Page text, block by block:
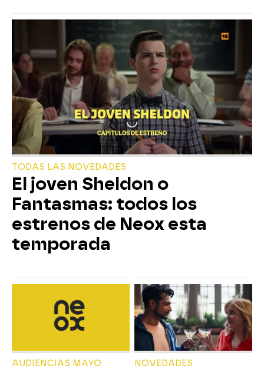
TODAS LAS NOVEDADES
El joven Sheldon o
Fantasmas: todos los
estrenos de Neox esta
temporada
AUDIENCIAS MAYO NOVEDADES